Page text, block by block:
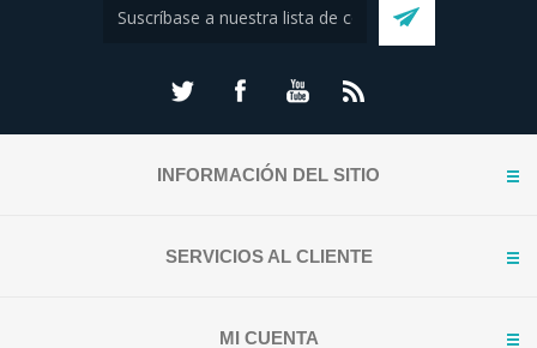
INFORMACIÓN DEL SITIO
SERVICIOS AL CLIENTE
MI CUENTA